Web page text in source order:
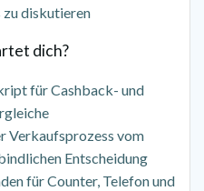
zu diskutieren
dich?
für Cashback- und
Verkaufsprozess vom
Entscheidung
für Counter, Telefon und